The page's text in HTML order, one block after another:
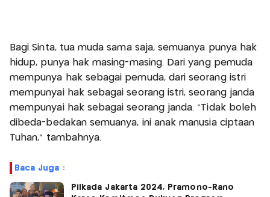
Bagi Sinta, tua muda sama saja, semuanya punya hak
hidup, punya hak masing-masing. Dari yang pemuda
mempunya hak sebagai pemuda, dari seorang istri
mempunyai hak sebagai seorang istri, seorang janda
mempunyai hak sebagai seorang janda. "Tidak boleh
dibeda-bedakan semuanya, ini anak manusia ciptaan
Tuhan," tambahnya.
Baca Juga :
Pilkada Jakarta 2024, Pramono-Rano